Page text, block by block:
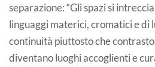
separazione: “Gli spazi si
linguaggi materici, cromatici e di
continuità piuttosto che
diventano luoghi accoglienti e